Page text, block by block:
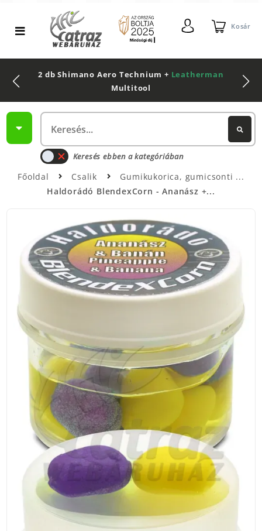
Kosár
2 db Shimano Aero Technium + Leatherman
Multitool
Keresés ebben a kategóriában
Főoldal Csalik
Gumikukorica, gumicsonti
Haldorádó BlendexCorn - Ananász +...